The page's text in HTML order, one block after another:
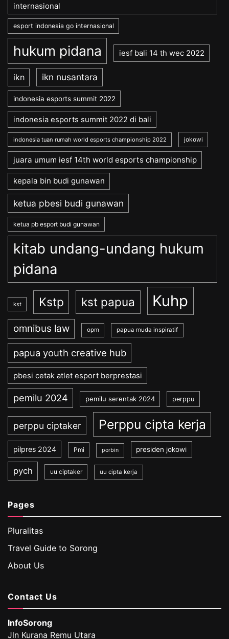
internasional
esport indonesia go internasional
hukum pidana iesf bali 14 th wec 2022
ikn ikn nusantara
indonesia esports summit 2022
indonesia esports summit 2022 di bali
indonesia tuan rumah world esports championship 2022 jokowi
juara umum iesf 14th world esports championship
kepala bin budi gunawan
ketua pbesi budi gunawan
ketua pb esport budi gunawan
kitab undang-undang hukum
pidana
kst Kstp kst papua Kuhp
omnibus law opm papua muda inspiratif
papua youth creative hub
pbesi cetak atlet esport berprestasi
pemilu 2024 pemilu serentak 2024 perppu
perppu ciptaker Perppu cipta kerja
pilpres 2024 Pmi porbin presiden jokowi
pych uu ciptaker uu cipta kerja
Pages
Pluralitas
Travel Guide to Sorong
About Us
Contact Us
InfoSorong
Jln Kurana Remu Utara